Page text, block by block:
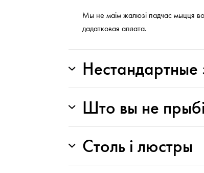
Мы не маім жалюзі падчас мыцця
дадатковая аплата.
Нестандартные
Што вы не
Столь і люстры